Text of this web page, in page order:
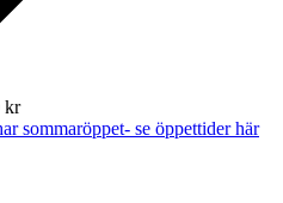
kr
sommaröppet- se öppettider här